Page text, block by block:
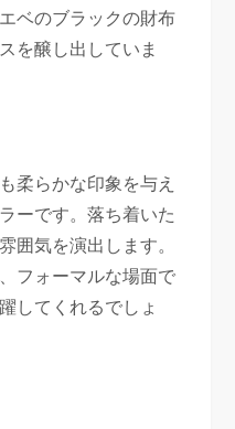
ベのブラックの財布
を醸し出していま
柔らかな印象を与え
ーです。落ち着いた
囲気を演出します。
フォーマルな場面で
してくれるでしょ